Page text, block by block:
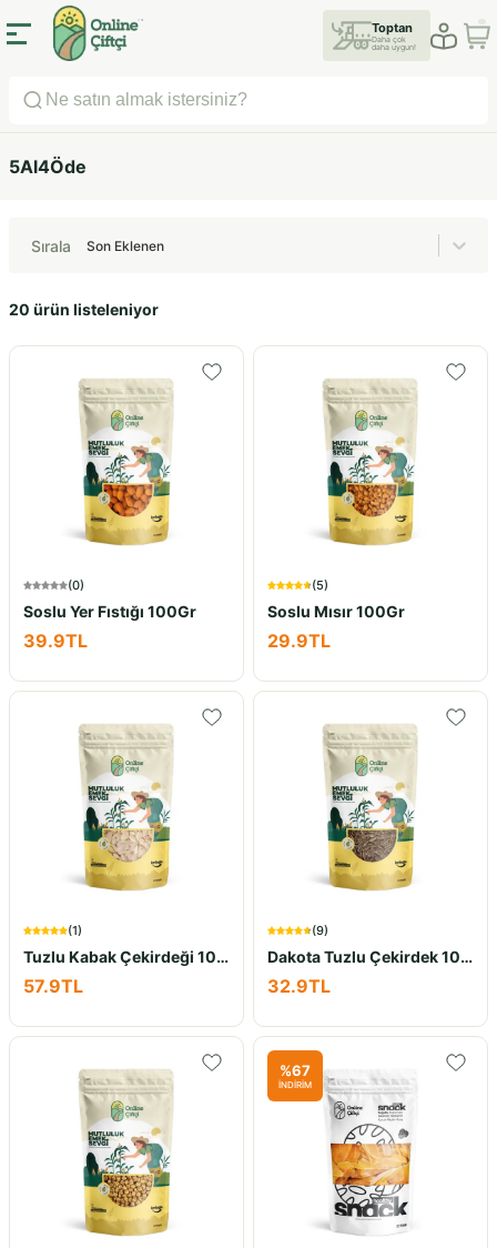
Toptan
Daha çok
daha uygun!
5Al4Öde
Sırala Son Eklenen
20 ürün listeleniyor
(0)
Soslu Yer Fıstığı 100Gr
39.9TL
(5)
Soslu Mısır 100Gr
29.9TL
(1)
Tuzlu Kabak Çekirdeği 100Gr
57.9TL
(9)
Dakota Tuzlu Çekirdek 100Gr
32.9TL
%67
İNDİRİM